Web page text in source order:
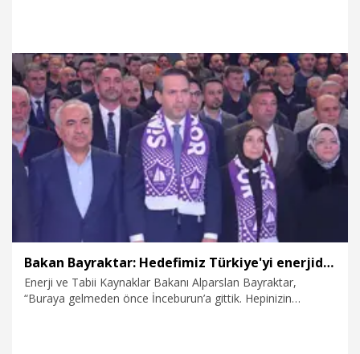
26.09.2025 Kurumsal
Bakan Bayraktar: Hedefimiz Türkiye'yi enerjide bağımsız kılmak
Enerji ve Tabii Kaynaklar Bakanı Alparslan Bayraktar,
“Buraya gelmeden önce İnceburun’a gittik. Hepinizin